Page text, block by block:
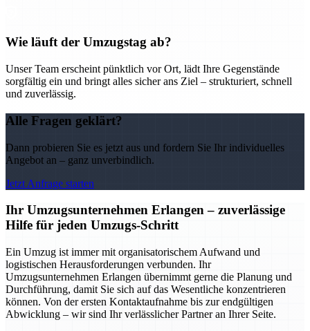
Wie läuft der Umzugstag ab?
Unser Team erscheint pünktlich vor Ort, lädt Ihre Gegenstände
sorgfältig ein und bringt alles sicher ans Ziel – strukturiert, schnell
und zuverlässig.
Alle Fragen geklärt?
Dann probieren Sie es jetzt aus und fordern Sie Ihr individuelles
Angebot an – ganz unverbindlich.
Jetzt Anfrage starten
Ihr Umzugsunternehmen Erlangen – zuverlässige
Hilfe für jeden Umzugs-Schritt
Ein Umzug ist immer mit organisatorischem Aufwand und
logistischen Herausforderungen verbunden. Ihr
Umzugsunternehmen Erlangen übernimmt gerne die Planung und
Durchführung, damit Sie sich auf das Wesentliche konzentrieren
können. Von der ersten Kontaktaufnahme bis zur endgültigen
Abwicklung – wir sind Ihr verlässlicher Partner an Ihrer Seite.